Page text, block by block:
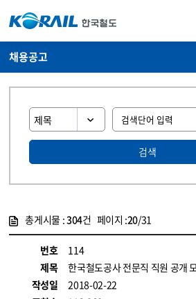
채용공고
검색
총게시물 :304건 페이지 :20/31
번호
114
제목
한국철도공사 전문직 직원 공개
작성일
2018-02-22